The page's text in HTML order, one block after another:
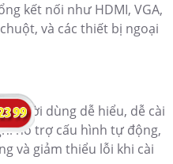
kết nối như HDMI, VGA,
và các thiết bị ngoại
người dùng dễ hiểu, dễ cài
hỗ trợ cấu hình tự động,
và giảm thiểu lỗi khi cài